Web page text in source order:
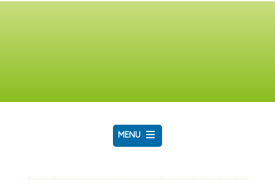
MENU